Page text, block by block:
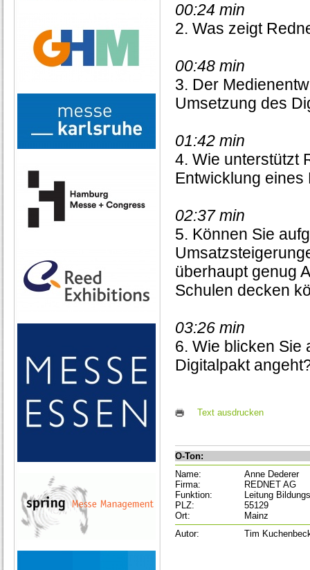
00:24 min
2. Was zeigt
00:48 min
3. Der
Umsetzung des
01:42 min
4. Wie unterstützt
Entwicklung
02:37 min
5. Können Sie
überhaupt genug
Schulen decken
03:26 min
6. Wie blicken Sie
Digitalpakt
Text ausdrucken
O-Ton:
Name:
Anne Dederer
Firma:
REDNET AG
Funktion:
Leitung
PLZ:
55129
Ort:
Mainz
Autor:
Tim